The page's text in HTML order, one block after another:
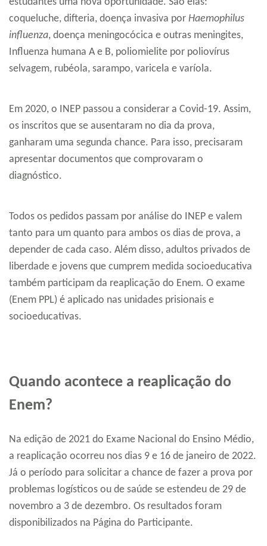
coqueluche, difteria, doença invasiva por Haemophilus
influenza, doença meningocócica e outras meningites,
Influenza humana A e B, poliomielite por poliovírus
selvagem, rubéola, sarampo, varicela e varíola.
Em 2020, o INEP passou a considerar a Covid-19. Assim,
os inscritos que se ausentaram no dia da prova,
ganharam uma segunda chance. Para isso, precisaram
apresentar documentos que comprovaram o
diagnóstico.
Todos os pedidos passam por análise do INEP e valem
tanto para um quanto para ambos os dias de prova, a
depender de cada caso. Além disso, adultos privados de
liberdade e jovens que cumprem medida socioeducativa
também participam da reaplicação do Enem. O exame
(Enem PPL) é aplicado nas unidades prisionais e
socioeducativas.
Quando acontece a reaplicação do
Enem?
Na edição de 2021 do Exame Nacional do Ensino Médio,
a reaplicação ocorreu nos dias 9 e 16 de janeiro de 2022.
Já o período para solicitar a chance de fazer a prova por
problemas logísticos ou de saúde se estendeu de 29 de
novembro a 3 de dezembro. Os resultados foram
disponibilizados na Página do Participante.